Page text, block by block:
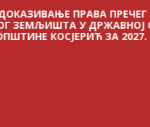
ПРАВА ПРЕЧЕГ ЗАКУПА
У ДРЖАВНОЈ СВОЈИНИ
ЗА 2027. ГОДИНУ